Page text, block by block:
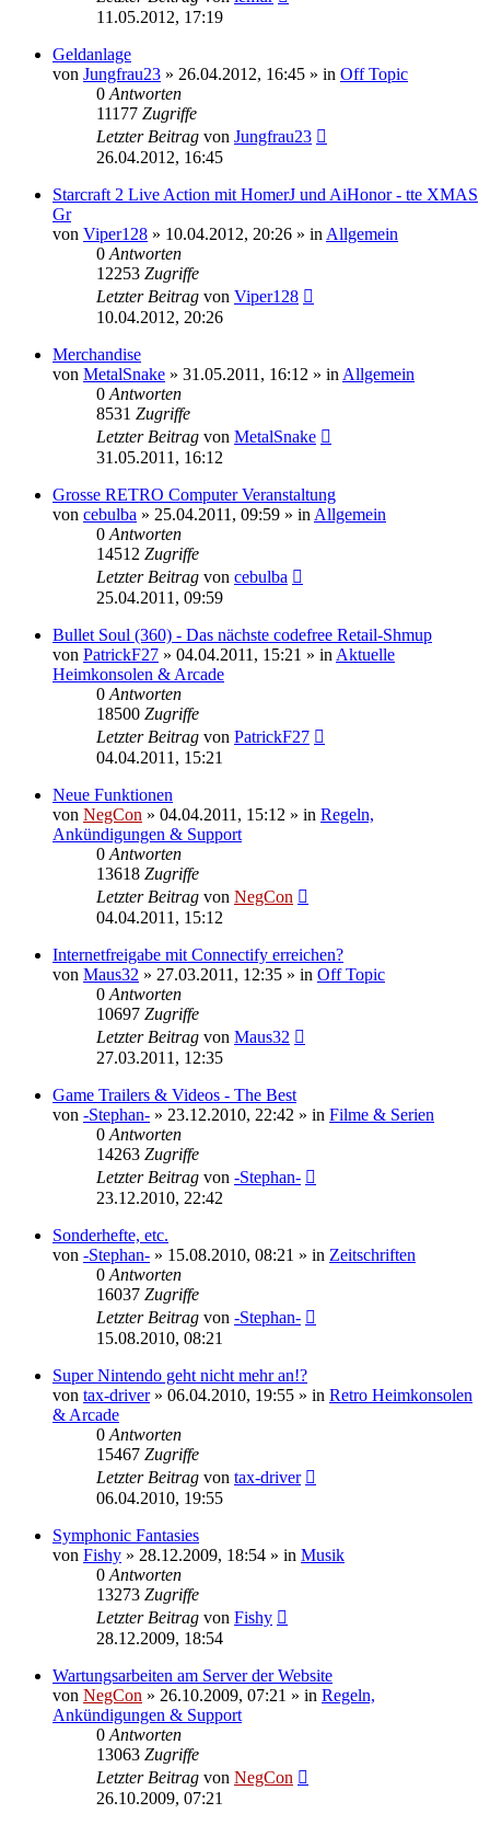
11.05.2012, 17:19
Geldanlage
von Jungfrau23 » 26.04.2012, 16:45 » in Off Topic
0Antworten
11177 Zugriffe
Letzter Beitrag von Jungfrau23
26.04.2012, 16:45
Starcraft 2 Live Action mit HomerJ und AiHonor - tte XMAS
Gr
von Viper128 » 10.04.2012, 20:26 » inAllgemein
0Antworten
12253 Zugriffe
Letzter Beitrag von Viper128
10.04.2012, 20:26
Merchandise
von MetalSnake » 31.05.2011, 16:12 » inAllgemein
0Antworten
8531 Zugriffe
Letzter Beitrag von MetalSnake
31.05.2011, 16:12
Grosse RETRO Computer Veranstaltung
von cebulba » 25.04.2011, 09:59 » inAllgemein
0Antworten
14512 Zugriffe
Letzter Beitrag von cebulba
25.04.2011, 09:59
Bullet Soul (360) - Das nächste codefree Retail-Shmup
von PatrickF27 » 04.04.2011, 15:21 » inAktuelle
Heimkonsolen & Arcade
0Antworten
18500 Zugriffe
Letzter Beitrag von PatrickF27
04.04.2011, 15:21
Neue Funktionen
von NegCon » 04.04.2011, 15:12 » in Regeln,
Ankündigungen & Support
0Antworten
13618 Zugriffe
Letzter Beitrag von NegCon
04.04.2011, 15:12
Internetfreigabe mit Connectify erreichen?
von Maus32 » 27.03.2011, 12:35 » in Off Topic
0Antworten
10697 Zugriffe
Letzter Beitrag von Maus32
27.03.2011, 12:35
Game Trailers & Videos - The Best
von -Stephan- » 23.12.2010, 22:42 » in Filme & Serien
0Antworten
14263 Zugriffe
Letzter Beitrag von -Stephan-
23.12.2010, 22:42
Sonderhefte, etc.
von -Stephan- » 15.08.2010, 08:21 » in Zeitschriften
0Antworten
16037 Zugriffe
Letzter Beitrag von -Stephan-
15.08.2010, 08:21
Super Nintendo geht nicht mehr an!?
von tax-driver» 06.04.2010, 19:55 » in Retro Heimkonsolen
& Arcade
0Antworten
15467 Zugriffe
Letzter Beitrag von tax-driver
06.04.2010, 19:55
Symphonic Fantasies
von Fishy » 28.12.2009, 18:54 » in Musik
0Antworten
13273 Zugriffe
Letzter Beitrag von Fishy
28.12.2009, 18:54
Wartungsarbeiten am Server der Website
von NegCon » 26.10.2009, 07:21 » in Regeln,
Ankündigungen & Support
0Antworten
13063 Zugriffe
Letzter Beitrag von NegCon
26.10.2009, 07:21